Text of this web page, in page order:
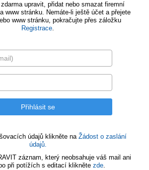
upravit, přidat nebo smazat firemní
www stránku. Nemáte-li ještě účet a přejete
www stránku, pokračujte přes záložku
Registrace.
údajů klikněte na Žádost o zaslání
údajů.
záznam, který neobsahuje váš mail ani
při potížích s editací klikněte zde.